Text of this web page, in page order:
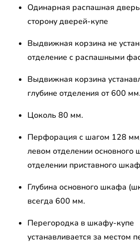
Одинарная распашная
сторону дверей-купе
Выдвижная корзина не
отделение с распашными
Выдвижная корзина
глубине отделения от 600 мм.
Цоколь 80 мм.
Перфорация с шагом 128
левом отделении основного
отделении приставного
Глубина основного шкафа
всегда 600 мм.
Перегородка в шкафу-купе
устанавливается за местом